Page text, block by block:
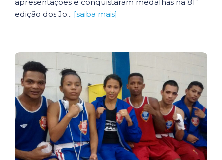
apresentações e conquistaram medalhas na 81ª
edição dos Jo... [saiba mais]